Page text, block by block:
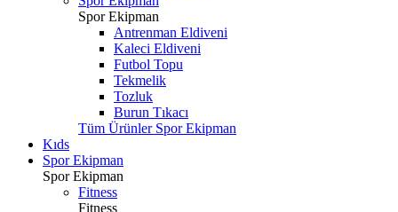
Spor Ekipman
Antrenman Eldiveni
Kaleci Eldiveni
Futbol Topu
Tekmelik
Tozluk
Burun Tıkacı
Tüm Ürünler Spor Ekipman
Kıds
Spor Ekipman
Spor Ekipman
Fitness
Fitness